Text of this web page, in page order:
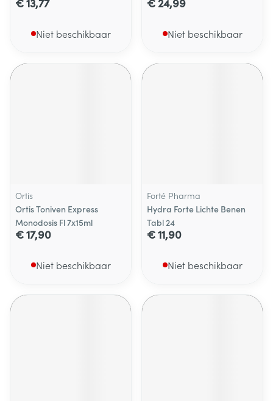
Niet beschikbaar Niet beschikbaar
Ortis
Ortis Toniven Express
Monodosis Fl 7x15ml
€ 17,90
Niet beschikbaar
Forté Pharma
Hydra Forte Lichte Benen
Tabl 24
€ 11,90
Niet beschikbaar